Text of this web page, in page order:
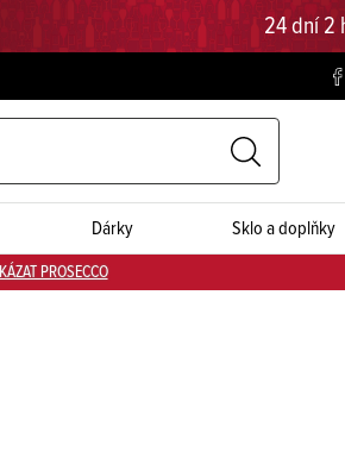
24 dní 2
Dárky Sklo a doplňky
PROSECCO